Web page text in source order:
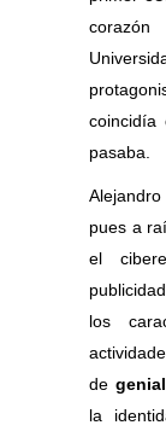
coincidía
pasaba.
pues a
el
publicidad
los
de
la